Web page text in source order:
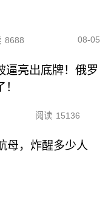
8688 08-05
逼亮出底牌！俄罗
阅读 15136
母，炸醒多少人